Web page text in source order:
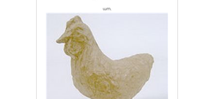
шт.